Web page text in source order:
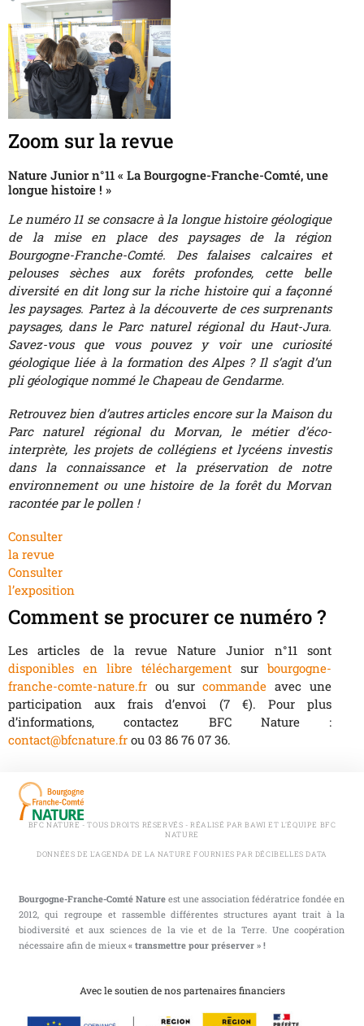
Zoom sur la revue
Nature Junior n°11 « La Bourgogne-Franche-Comté, une
longue histoire ! »
Le numéro 11 se consacre à la longue histoire géologique
de la mise en place des paysages de la région
Bourgogne-Franche-Comté. Des falaises calcaires et
pelouses sèches aux forêts profondes, cette belle
diversité en dit long sur la riche histoire qui a façonné
les paysages. Partez à la découverte de ces surprenants
paysages, dans le Parc naturel régional du Haut-Jura.
Savez-vous que vous pouvez y voir une curiosité
géologique liée à la formation des Alpes ? Il s’agit d’un
pli géologique nommé le Chapeau de Gendarme.
Retrouvez bien d’autres articles encore sur la Maison du
Parc naturel régional du Morvan, le métier d’éco-
interprète, les projets de collégiens et lycéens investis
dans la connaissance et la préservation de notre
environnement ou une histoire de la forêt du Morvan
racontée par le pollen !
Consulter
la revue
Consulter
l’exposition
Comment se procurer ce numéro ?
Les articles de la revue Nature Junior n°11 sont
disponibles en libre téléchargement sur bourgogne-
franche-comte-nature.fr ou surcommandeavec une
participation aux frais d’envoi (7 €). Pour plus
d’informations, contactez BFC Nature :
contact@bfcnature.fr ou 03 86 76 07 36.
BFC NATURE - TOUS DROITS RÉSERVÉS - RÉALISÉ PAR BAWI ET L'ÉQUIPE BFC
NATURE
DONNÉES DE L'AGENDA DE LA NATURE FOURNIES PAR DÉCIBELLES DATA
Bourgogne-Franche-Comté Nature est une association fédératrice fondée en
2012, qui regroupe et rassemble différentes structures ayant trait à la
biodiversité et aux sciences de la vie et de la Terre. Une coopération
nécessaire afin de mieux« transmettre pour préserver » !
Avec le soutien de nos partenaires financiers